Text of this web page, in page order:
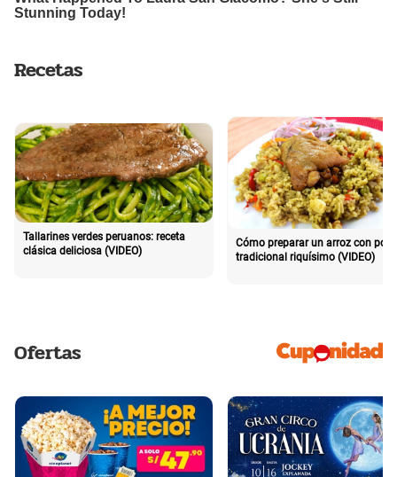
Recetas
Tallarines verdes peruanos: receta
clásica deliciosa (VIDEO)
Cómo preparar un arroz con pollo
tradicional riquísimo (VIDEO)
Ofertas